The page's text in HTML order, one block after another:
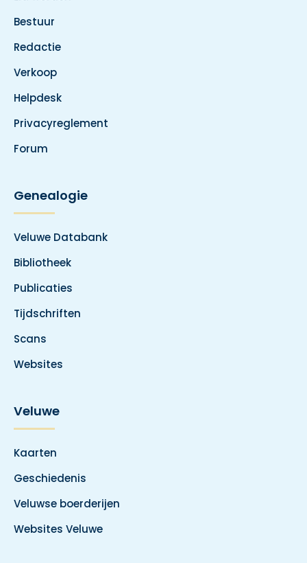
Bestuur
Redactie
Verkoop
Helpdesk
Privacyreglement
Forum
Genealogie
Veluwe Databank
Bibliotheek
Publicaties
Tijdschriften
Scans
Websites
Veluwe
Kaarten
Geschiedenis
Veluwse boerderijen
Websites Veluwe